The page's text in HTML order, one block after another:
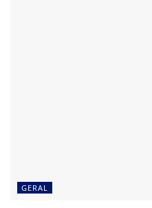
GERAL